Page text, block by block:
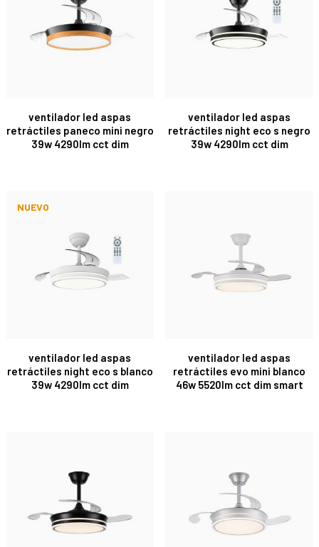
ventilador led aspas
retráctiles paneco mini negro
39w 4290lm cct dim
ventilador led aspas
retráctiles night eco s negro
39w 4290lm cct dim
ventilador led aspas
retráctiles night eco s blanco
39w 4290lm cct dim
NUEVO
ventilador led aspas
retráctiles evo mini blanco
46w 5520lm cct dim smart